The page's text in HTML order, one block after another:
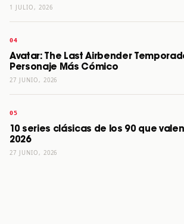
1 JULIO, 2026
Avatar: The Last Airbender
Personaje Más Cómico
27 JUNIO, 2026
10 series clásicas de los 90 que
2026
27 JUNIO, 2026